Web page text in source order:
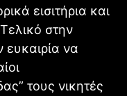
εισιτήρια και
στην
ευκαιρία να
τους νικητές